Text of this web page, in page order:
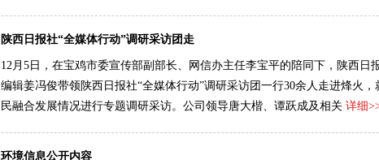
陕西日报社“全媒体行动”调研采访团走
12月5日，在宝鸡市委宣传部副部长、网信办主任李宝平的陪同下，陕西日
编辑姜冯俊带领陕西日报社“全媒体行动”调研采访团一行30余人走进烽火，
民融合发展情况进行专题调研采访。公司领导唐大楷、谭跃成及相关 详细
环境信息公开内容